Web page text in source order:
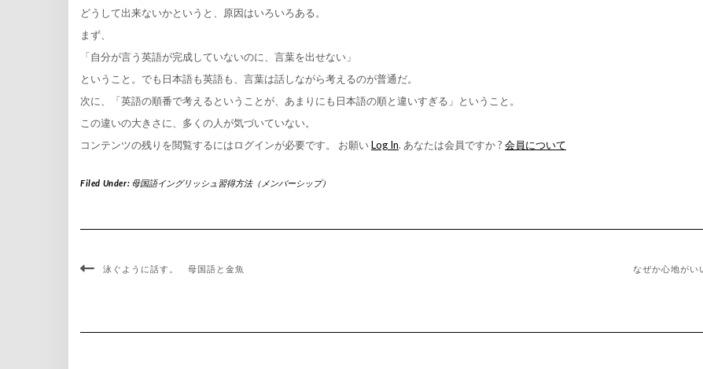
どうして出来ないかというと、原因はいろいろある。
まず、
「自分が言う英語が完成していないのに、言葉を出せない」
ということ。でも日本語も英語も、言葉は話しながら考えるのが普通だ。
次に、「英語の順番で考えるということが、あまりにも日本語の順と違いすぎる」ということ。
この違いの大きさに、多くの人が気づいていない。
コンテンツの残りを閲覧するにはログインが必要です。 お願いLog In. あなたは会員ですか ? 会員について
Filed Under: 母国語イングリッシュ習得方法（メンバーシップ）
泳ぐように話す。 母国語と金魚 なぜか心地が